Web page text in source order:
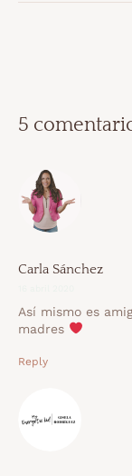
5
Carla Sánchez
Así mismo es
madres
Reply